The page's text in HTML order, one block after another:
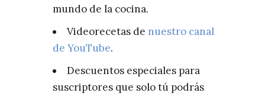
mundo de la cocina.
Videorecetas de nuestro canal
de YouTube.
Descuentos especiales para
suscriptores que solo tú podrás